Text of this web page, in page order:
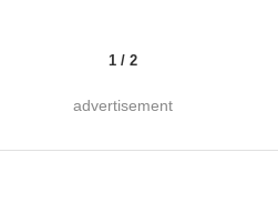
1 / 2
advertisement